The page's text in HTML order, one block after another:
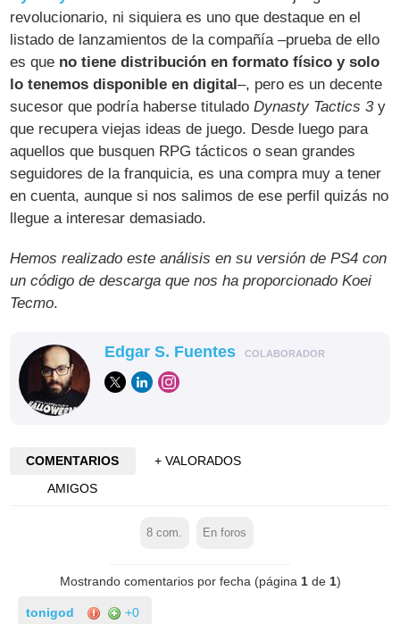
revolucionario, ni siquiera es uno que destaque en el
listado de lanzamientos de la compañía –prueba de ello
es que no tiene distribución en formato físico y solo
lo tenemos disponible en digital–, pero es un decente
sucesor que podría haberse tituladoDynasty Tactics 3y
que recupera viejas ideas de juego. Desde luego para
aquellos que busquen RPG tácticos o sean grandes
seguidores de la franquicia, es una compra muy a tener
en cuenta, aunque si nos salimos de ese perfil quizás no
llegue a interesar demasiado.
Hemos realizado este análisis en su versión de PS4 con
un código de descarga que nos ha proporcionado Koei
Tecmo.
Edgar S. Fuentes COLABORADOR
COMENTARIOS
+ VALORADOS
AMIGOS
8 com. En foros
Mostrando comentarios por fecha (página 1de 1)
tonigod +0